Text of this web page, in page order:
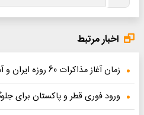
اخبار مرتبط
زمان آغاز مذاکرات 60 روزه ایران و آمریکا اعلام شد
ورود فوری قطر و پاکستان برای